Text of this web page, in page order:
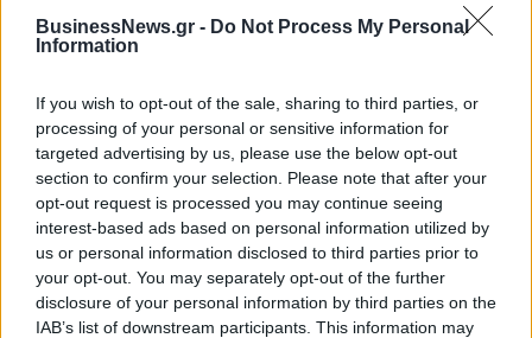
BusinessNews.gr - Do Not Process My Personal
Information
If you wish to opt-out of the sale, sharing to third parties, or
processing of your personal or sensitive information for
targeted advertising by us, please use the below opt-out
section to confirm your selection. Please note that after your
opt-out request is processed you may continue seeing
interest-based ads based on personal information utilized by
us or personal information disclosed to third parties prior to
your opt-out. You may separately opt-out of the further
disclosure of your personal information by third parties on the
IAB’s list of downstream participants. This information may
πύλες του σε όλους
ΠΕΡΙΣΣΌΤΕΡΑ ΣΕ ΑΥΤΉ ΤΗΝ ΚΑΤΗΓΟΡΊΑ